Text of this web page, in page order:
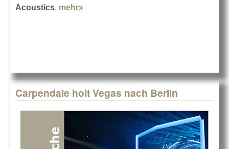
Acoustics. mehr»
Carpendale holt Vegas nach Berlin